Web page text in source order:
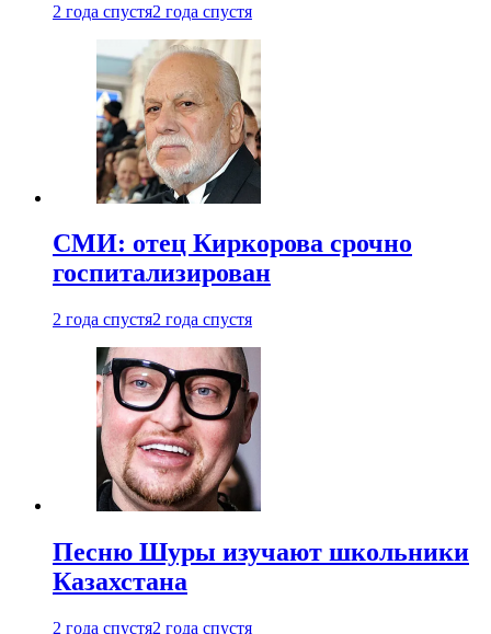
2 года спустя2 года спустя
СМИ: отец Киркорова срочно
госпитализирован
2 года спустя2 года спустя
Песню Шуры изучают школьники
Казахстана
2 года спустя2 года спустя